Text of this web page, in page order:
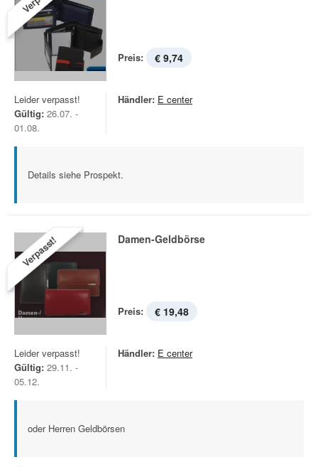
Preis: € 9,74
Leider verpasst!
Gültig: 26.07. -
01.08.
Händler: E center
Details siehe Prospekt.
Verpasst! Damen-Geldbörse
Preis: € 19,48
Leider verpasst!
Gültig: 29.11. -
05.12.
Händler: E center
oder Herren Geldbörsen